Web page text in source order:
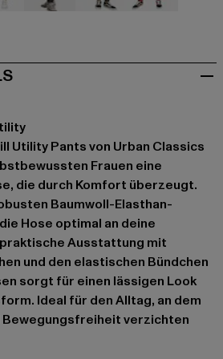
Utility Pants von Urban Classics
Frauen eine
die durch Komfort überzeugt.
Baumwoll-Elasthan-
Hose optimal an deine
Ausstattung mit
und den elastischen Bündchen
sorgt für einen lässigen Look
Ideal für den Alltag, an dem
Bewegungsfreiheit verzichten